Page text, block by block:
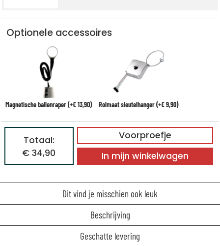
Optionele accessoires
Magnetische ballenraper (+€ 13,90) Rolmaat sleutelhanger (+€ 9,90)
Voorproefje
Totaal:
€ 34,90
In mijn winkelwagen
Dit vind je misschien ook leuk
Beschrijving
Geschatte levering